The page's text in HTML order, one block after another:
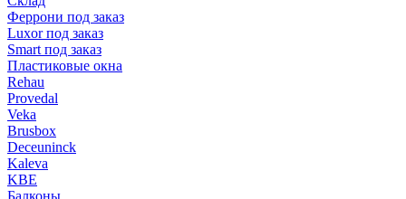
Феррони под заказ
Luxor под заказ
Smart под заказ
Пластиковые окна
Rehau
Provedal
Veka
Brusbox
Deceuninck
Kaleva
KBE